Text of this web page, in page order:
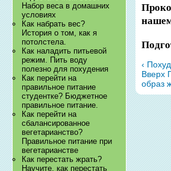
Набор веса в домашних
условиях
Как набрать вес?
История о том, как я
потолстела.
Как наладить питьевой
режим. Пить воду
полезно для похудения
Как перейти на
правильное питание
студентке? Бюджетное
правильное питание.
Как перейти на
сбалансированное
вегетарианство?
Правильное питание при
вегетарианстве
Как перестать жрать?
Научите, как перестать
‹
Вверх
образ